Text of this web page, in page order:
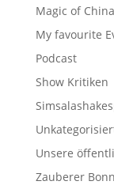
Magic of China
My favourite
Podcast
Show Kritiken
Unsere
Zauberer Bonn